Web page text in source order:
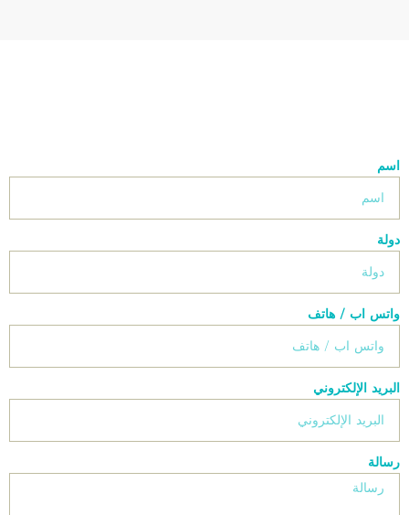
اسم
دولة
واتس اب / هاتف
البريد الإلكتروني
رسالة